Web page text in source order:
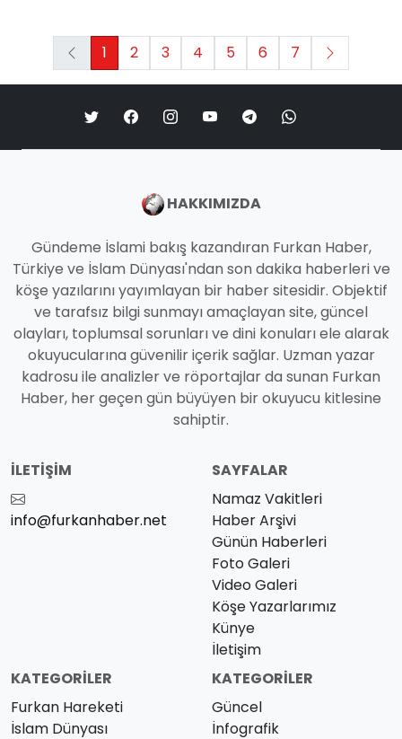
1 2 3 4 5 6 7
HAKKIMIZDA
Gündeme İslami bakış kazandıran Furkan Haber,
Türkiye ve İslam Dünyası'ndan son dakika haberleri ve
köşe yazılarını yayımlayan bir haber sitesidir. Objektif
ve tarafsız bilgi sunmayı amaçlayan site, güncel
olayları, toplumsal sorunları ve dini konuları ele alarak
okuyucularına güvenilir içerik sağlar. Uzman yazar
kadrosu ile analizler ve röportajlar da sunan Furkan
Haber, her geçen gün büyüyen bir okuyucu kitlesine
sahiptir.
İLETIŞIM
info@furkanhaber.net
SAYFALAR
Namaz Vakitleri
Haber Arşivi
Günün Haberleri
Foto Galeri
Video Galeri
Köşe Yazarlarımız
Künye
İletişim
KATEGORILER
Furkan Hareketi
İslam Dünyası
KATEGORILER
Güncel
İnfografik